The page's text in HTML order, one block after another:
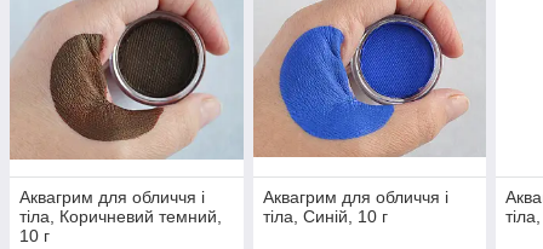
Аквагрим для обличчя і
тіла, Коричневий темний,
10 г
Аквагрим для обличчя і
тіла, Синій, 10 г